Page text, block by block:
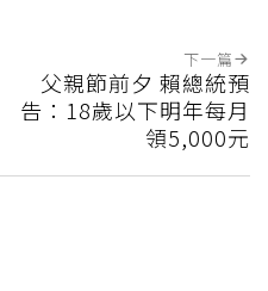
下一篇
父親節前夕 賴總統預
告：18歲以下明年每月
領5,000元